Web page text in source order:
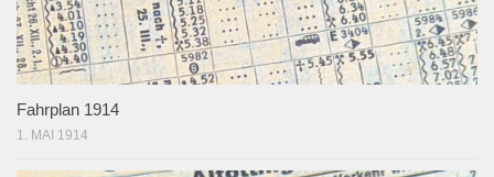
Fahrplan 1914
1. MAI 1914